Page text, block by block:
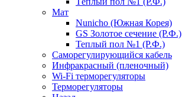
Мат
Nunicho (Южная Корея)
GS Золотое сечение (Р.Ф.)
Теплый пол №1 (Р.Ф.)
Саморегулирующийся кабель
Инфракрасный (пленочный)
Wi-Fi терморегуляторы
Терморегуляторы